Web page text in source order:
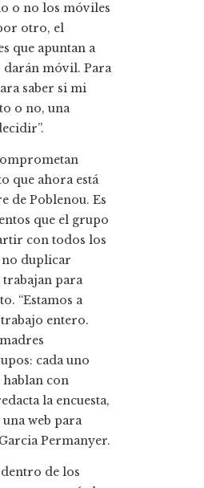
o no los móviles
otro, el
que apuntan a
darán móvil. Para
saber si mi
o no, una
que ahora está
de Poblenou. Es
que el grupo
con todos los
no duplicar
trabajan para
“Estamos a
entero.
cada uno
hablan con
la encuesta,
web para
Permanyer.
de los